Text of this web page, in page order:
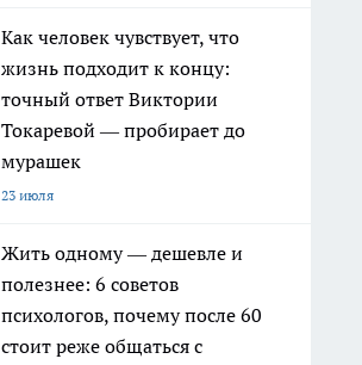
Как человек чувствует, что
жизнь подходит к концу:
точный ответ Виктории
Токаревой — пробирает до
мурашек
23 июля
Жить одному — дешевле и
полезнее: 6 советов
психологов, почему после 60
стоит реже общаться с